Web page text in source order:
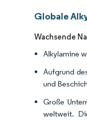
Globale
Wachsende
Alkylamine
Aufgrund
und
Große
weltweit.